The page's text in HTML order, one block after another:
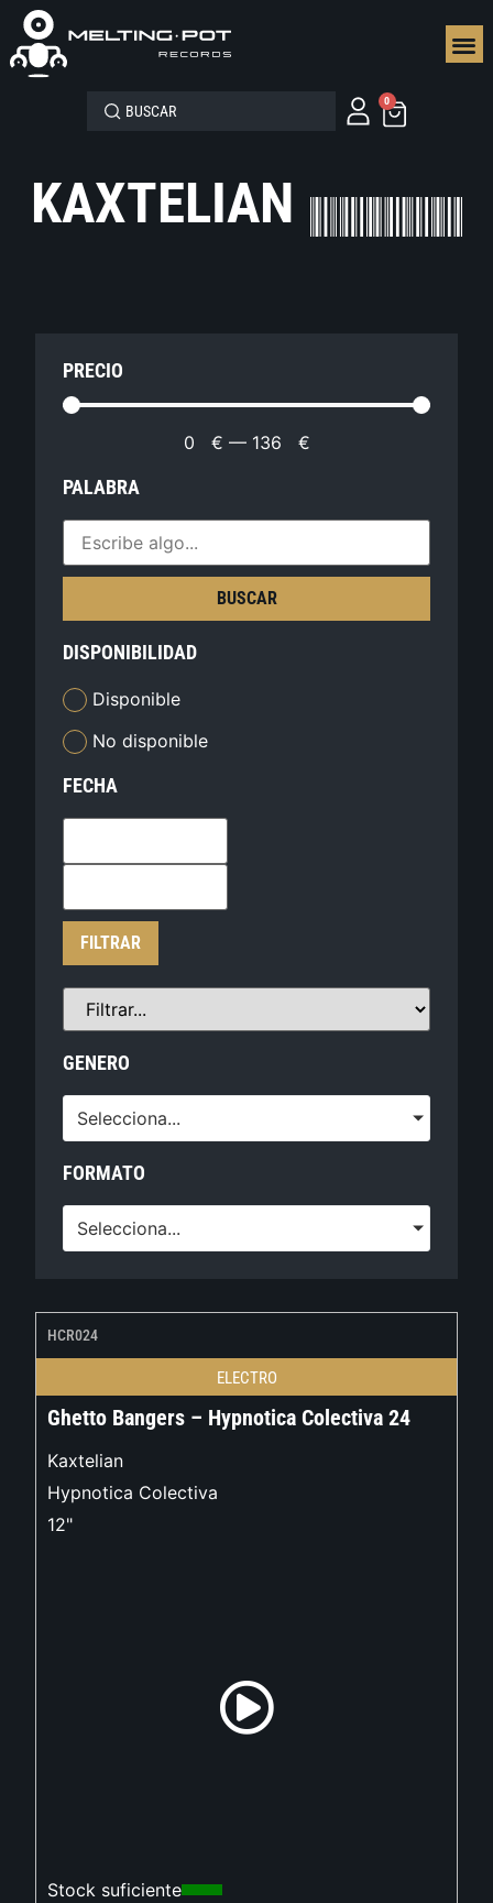
0
KAXTELIAN
PRECIO
0 € — 136 €
PALABRA
BUSCAR
DISPONIBILIDAD
Disponible
No disponible
FECHA
FILTRAR
GENERO
Selecciona...
FORMATO
Selecciona...
HCR024
ELECTRO
Ghetto Bangers – Hypnotica Colectiva 24
Kaxtelian
Hypnotica Colectiva
12"
Stock suficiente